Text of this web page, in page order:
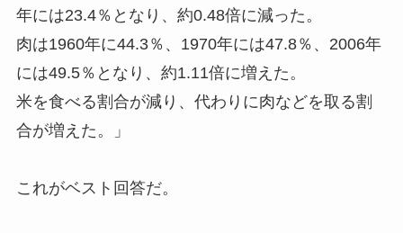
年には23.4％となり、約0.48倍に減った。
肉は1960年に44.3％、1970年には47.8％、2006年
には49.5％となり、約1.11倍に増えた。
米を食べる割合が減り、代わりに肉などを取る割
合が増えた。」
これがベスト回答だ。